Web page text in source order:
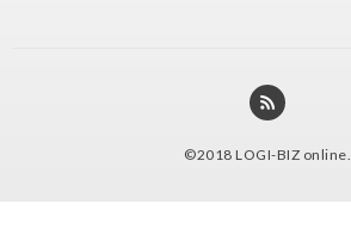
©2018 LOGI-BIZ online.